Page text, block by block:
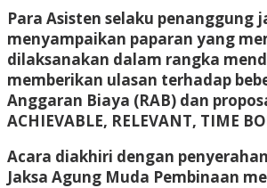
Para Asisten selaku
menyampaikan paparan yang
dilaksanakan dalam rangka
memberikan ulasan terhadap
Anggaran Biaya (RAB) dan
ACHIEVABLE, RELEVANT, TIME
Acara diakhiri dengan
Jaksa Agung Muda Pembinaan